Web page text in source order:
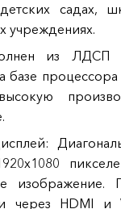
садах,
учреждениях.
из ЛДСП
процессора
изображение.
через HDMI и